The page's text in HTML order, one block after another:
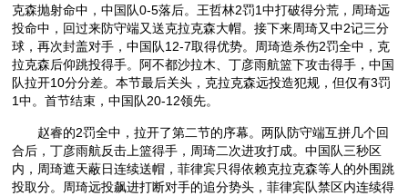
克森抛射命中，中国队0-5落后。王哲林2罚1中打破得分荒，周琦远
投命中，回过来防守端又送克拉克森大帽。接下来周琦又中2记三分
球，再次封盖对手，中国队12-7取得优势。周琦造杀伤2罚全中，克
拉克森后仰跳投得手。阿不都沙拉木、丁彦雨航篮下攻击得手，中国
队拉开10分分差。本节最后关头，克拉克森远投造犯规，但仅有3罚
1中。首节结束，中国队20-12领先。
赵睿的2罚全中，拉开了第二节的序幕。两队防守端互拼几个回
合后，丁彦雨航反击上篮得手，周琦二次进攻打成。中国队三秒区
内，周琦遮天蔽日连续送帽，菲律宾只得依赖克拉克森等人的外围跳
投取分。周琦远投飙进打断对手的追分势头，菲律宾队禁区内连续得